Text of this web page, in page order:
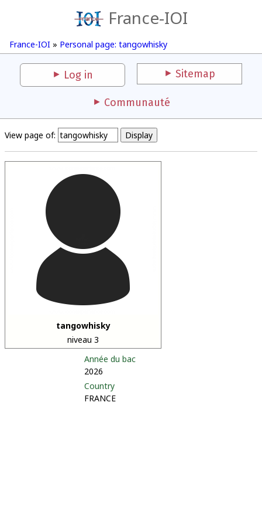
France-IOI
France-IOI » Personal page: tangowhisky
Log in Sitemap
Communauté
View page of:
tangowhisky
niveau 3
Année du bac
2026
Country
FRANCE